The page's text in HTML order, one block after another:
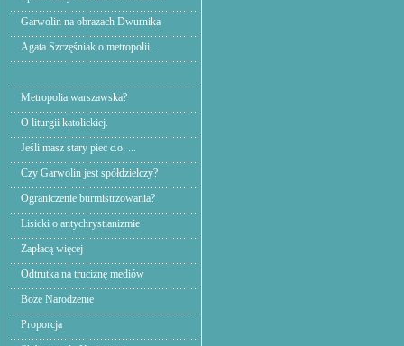
Garwolin na obrazach Dwurnika
Agata Szczęśniak o metropolii ..
Metropolia warszawska?
O liturgii katolickiej.
Jeśli masz stary piec c.o. ...
Czy Garwolin jest spółdzielczy?
Ograniczenie burmistrzowania?
Lisicki o antychrystianizmie
Zapłacą więcej
Odtrutka na truciznę mediów
Boże Narodzenie
Proporcja